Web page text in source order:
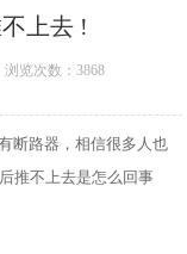
上去 !
览次数：3868
断路器，相信很多人也
推不上去是怎么回事